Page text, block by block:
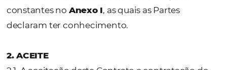
eventualmente a NIARA venha a fazer
solicitado pela CONTRATANTE, sendo que
técnicas, comerciais e operacionais que